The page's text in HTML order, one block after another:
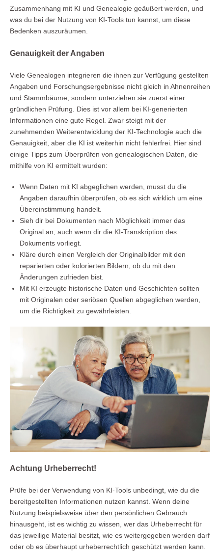
Zusammenhang mit KI und Genealogie geäußert werden, und
was du bei der Nutzung von KI-Tools tun kannst, um diese
Bedenken auszuräumen.
Genauigkeit der Angaben
Viele Genealogen integrieren die ihnen zur Verfügung gestellten
Angaben und Forschungsergebnisse nicht gleich in Ahnenreihen
und Stammbäume, sondern unterziehen sie zuerst einer
gründlichen Prüfung. Dies ist vor allem bei KI-generierten
Informationen eine gute Regel. Zwar steigt mit der
zunehmenden Weiterentwicklung der KI-Technologie auch die
Genauigkeit, aber die KI ist weiterhin nicht fehlerfrei. Hier sind
einige Tipps zum Überprüfen von genealogischen Daten, die
mithilfe von KI ermittelt wurden:
Wenn Daten mit KI abgeglichen werden, musst du die
Angaben daraufhin überprüfen, ob es sich wirklich um eine
Übereinstimmung handelt.
Sieh dir bei Dokumenten nach Möglichkeit immer das
Original an, auch wenn dir die KI-Transkription des
Dokuments vorliegt.
Kläre durch einen Vergleich der Originalbilder mit den
reparierten oder kolorierten Bildern, ob du mit den
Änderungen zufrieden bist.
Mit KI erzeugte historische Daten und Geschichten sollten
mit Originalen oder seriösen Quellen abgeglichen werden,
um die Richtigkeit zu gewährleisten.
Achtung Urheberrecht!
Prüfe bei der Verwendung von KI-Tools unbedingt, wie du die
bereitgestellten Informationen nutzen kannst. Wenn deine
Nutzung beispielsweise über den persönlichen Gebrauch
hinausgeht, ist es wichtig zu wissen, wer das Urheberrecht für
das jeweilige Material besitzt, wie es weitergegeben werden darf
oder ob es überhaupt urheberrechtlich geschützt werden kann.